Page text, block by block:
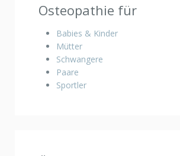
Osteopathie für
Babies & Kinder
Mütter
Schwangere
Paare
Sportler